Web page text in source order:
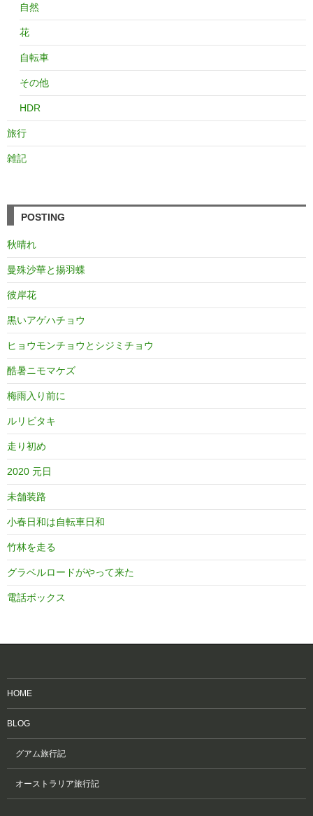
自然
花
自転車
その他
HDR
旅行
雑記
POSTING
秋晴れ
曼殊沙華と揚羽蝶
彼岸花
黒いアゲハチョウ
ヒョウモンチョウとシジミチョウ
酷暑ニモマケズ
梅雨入り前に
ルリビタキ
走り初め
2020 元日
未舗装路
小春日和は自転車日和
竹林を走る
グラベルロードがやって来た
電話ボックス
HOME
BLOG
グアム旅行記
オーストラリア旅行記